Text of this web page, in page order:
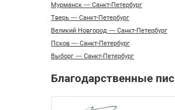
Мурманск — Санкт-Петербург
Тверь — Санкт-Петербург
Великий Новгород — Санкт-Петербург
Псков — Санкт-Петербург
Выборг — Санкт-Петербург
Благодарственные